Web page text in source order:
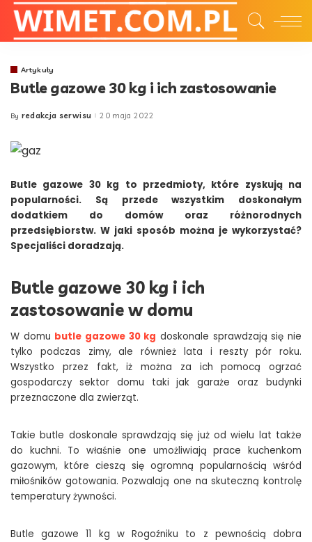
Artykuły
Butle gazowe 30 kg i ich zastosowanie
Posted
By redakcja serwisu 20 maja 2022
Butle gazowe 30 kg to przedmioty, które zyskują na
popularności. Są przede wszystkim doskonałym
dodatkiem do domów oraz różnorodnych
przedsiębiorstw. W jaki sposób można je wykorzystać?
Specjaliści doradzają.
Butle gazowe 30 kg i ich
zastosowanie w domu
W domu butle gazowe 30 kg doskonale sprawdzają się nie
tylko podczas zimy, ale również lata i reszty pór roku.
Wszystko przez fakt, iż można za ich pomocą ogrzać
gospodarczy sektor domu taki jak garaże oraz budynki
przeznaczone dla zwierząt.
Takie butle doskonale sprawdzają się już od wielu lat także
do kuchni. To właśnie one umożliwiają prace kuchenkom
gazowym, które cieszą się ogromną popularnością wśród
miłośników gotowania. Pozwalają one na skuteczną kontrolę
temperatury żywności.
Butle gazowe 11 kg w Rogoźniku to z pewnością dobra